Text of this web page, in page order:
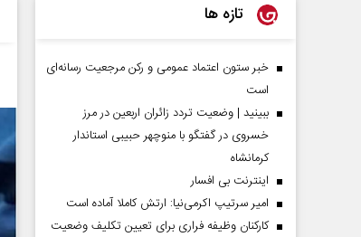
تازه ها
خبر ستون اعتماد عمومی و رکن مرجعیت رسانه‌ای
است
ببینید | وضعیت تردد زائران اربعین در مرز
خسروی در گفتگو با منوچهر حبیبی استاندار
کرمانشاه
اینترنت بی افسار
امیر سرتیپ اکرمی‌نیا: ارتش کاملا آماده است
کارکنان وظیفه فراری برای تعیین تکلیف وضعیت